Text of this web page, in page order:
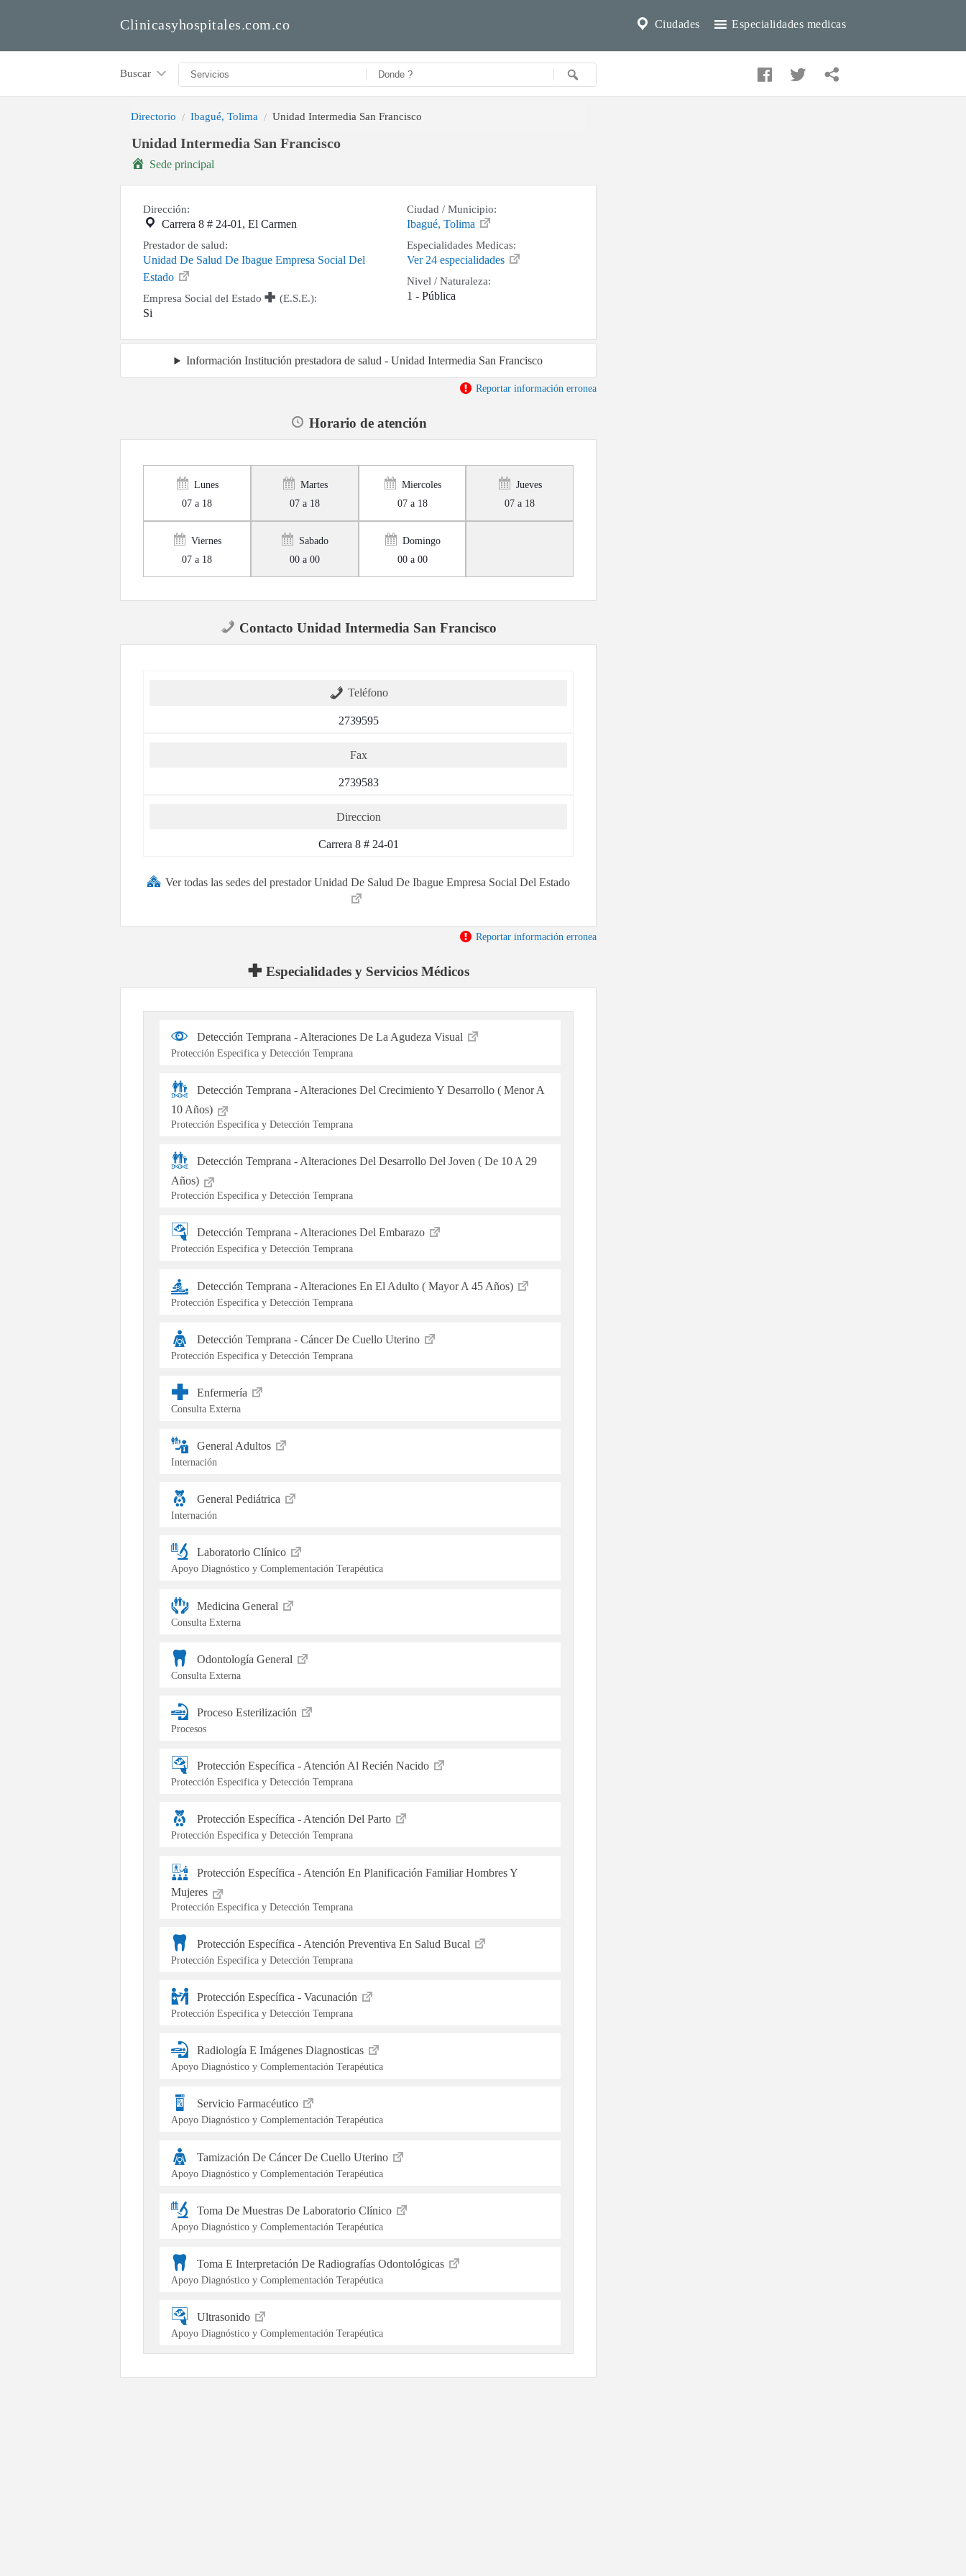
Especialidades medicas
Ciudades
Clinicasyhospitales.com.co
Buscar
Directorio Ibagué, Tolima Unidad Intermedia San Francisco
Unidad Intermedia San Francisco
Sede principal
Dirección:
Carrera 8 # 24-01, El Carmen
Prestador de salud:
Unidad De Salud De Ibague Empresa Social Del
Estado
Empresa Social del Estado
(E.S.E.):
Si
Ciudad / Municipio:
Ibagué, Tolima
Especialidades Medicas:
Ver 24 especialidades
Nivel / Naturaleza:
1 - Pública
Información Institución prestadora de salud - Unidad Intermedia San Francisco
Reportar información erronea
Horario de atención
Lunes
07 a 18
Martes
07 a 18
Miercoles
07 a 18
Jueves
07 a 18
Viernes
07 a 18
Sabado
00 a 00
Domingo
00 a 00
Contacto Unidad Intermedia San Francisco
Teléfono
2739595
Fax
2739583
Direccion
Carrera 8 # 24-01
Ver todas las sedes del prestador Unidad De Salud De Ibague Empresa Social Del Estado
Reportar información erronea
Especialidades y Servicios Médicos
Detección Temprana - Alteraciones De La Agudeza Visual
Protección Especifica y Detección Temprana
Detección Temprana - Alteraciones Del Crecimiento Y Desarrollo ( Menor A
10 Años)
Protección Especifica y Detección Temprana
Detección Temprana - Alteraciones Del Desarrollo Del Joven ( De 10 A 29
Años)
Protección Especifica y Detección Temprana
Detección Temprana - Alteraciones Del Embarazo
Protección Especifica y Detección Temprana
Detección Temprana - Alteraciones En El Adulto ( Mayor A 45 Años)
Protección Especifica y Detección Temprana
Detección Temprana - Cáncer De Cuello Uterino
Protección Especifica y Detección Temprana
Enfermería
Consulta Externa
General Adultos
Internación
General Pediátrica
Internación
Laboratorio Clínico
Apoyo Diagnóstico y Complementación Terapéutica
Medicina General
Consulta Externa
Odontología General
Consulta Externa
Proceso Esterilización
Procesos
Protección Específica - Atención Al Recién Nacido
Protección Especifica y Detección Temprana
Protección Específica - Atención Del Parto
Protección Especifica y Detección Temprana
Protección Específica - Atención En Planificación Familiar Hombres Y
Mujeres
Protección Especifica y Detección Temprana
Protección Específica - Atención Preventiva En Salud Bucal
Protección Especifica y Detección Temprana
Protección Específica - Vacunación
Protección Especifica y Detección Temprana
Radiología E Imágenes Diagnosticas
Apoyo Diagnóstico y Complementación Terapéutica
Servicio Farmacéutico
Apoyo Diagnóstico y Complementación Terapéutica
Tamización De Cáncer De Cuello Uterino
Apoyo Diagnóstico y Complementación Terapéutica
Toma De Muestras De Laboratorio Clínico
Apoyo Diagnóstico y Complementación Terapéutica
Toma E Interpretación De Radiografías Odontológicas
Apoyo Diagnóstico y Complementación Terapéutica
Ultrasonido
Apoyo Diagnóstico y Complementación Terapéutica